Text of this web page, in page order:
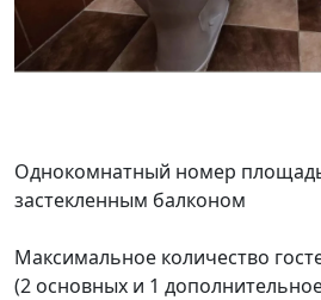
Однокомнатный номер
застекленным балконом
Максимальное количество
(2 основных и 1